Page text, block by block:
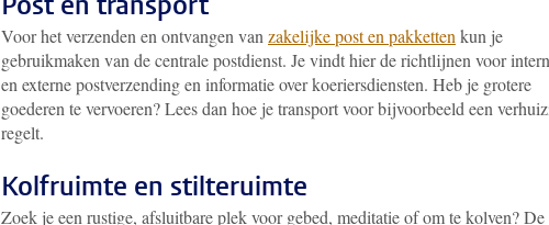
Voor het verzenden en ontvangen van zakelijke post en pakketten kun je
gebruikmaken van de centrale postdienst. Je vindt hier de richtlijnen voor
en externe postverzending en informatie over koeriersdiensten. Heb je grotere
goederen te vervoeren? Lees dan hoe je transport voor bijvoorbeeld een
regelt.
Kolfruimte en stilteruimte
Zoek je een rustige, afsluitbare plek voor gebed, meditatie of om te kolven? De